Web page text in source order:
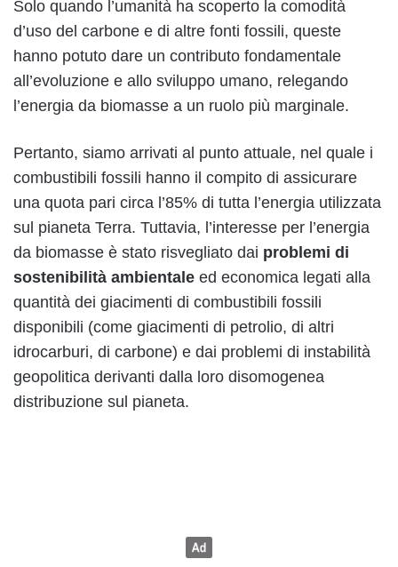
Solo quando l’umanità ha scoperto la comodità
d’uso del carbone e di altre fonti fossili, queste
hanno potuto dare un contributo fondamentale
all’evoluzione e allo sviluppo umano, relegando
l’energia da biomasse a un ruolo più marginale.
Pertanto, siamo arrivati al punto attuale, nel quale i
combustibili fossili hanno il compito di assicurare
una quota pari circa l’85% di tutta l’energia utilizzata
sul pianeta Terra. Tuttavia, l’interesse per l’energia
da biomasse è stato risvegliato dai problemi di
sostenibilità ambientale ed economica legati alla
quantità dei giacimenti di combustibili fossili
disponibili (come giacimenti di petrolio, di altri
idrocarburi, di carbone) e dai problemi di instabilità
geopolitica derivanti dalla loro disomogenea
distribuzione sul pianeta.